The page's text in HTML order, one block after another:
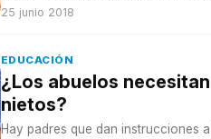
25 junio 2018
EDUCACIÓN
¿Los abuelos
nietos?
Hay padres que dan instrucciones